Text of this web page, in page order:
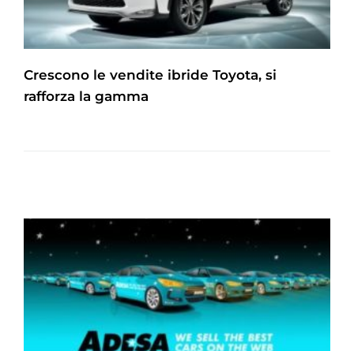
Crescono le vendite ibride Toyota, si
rafforza la gamma